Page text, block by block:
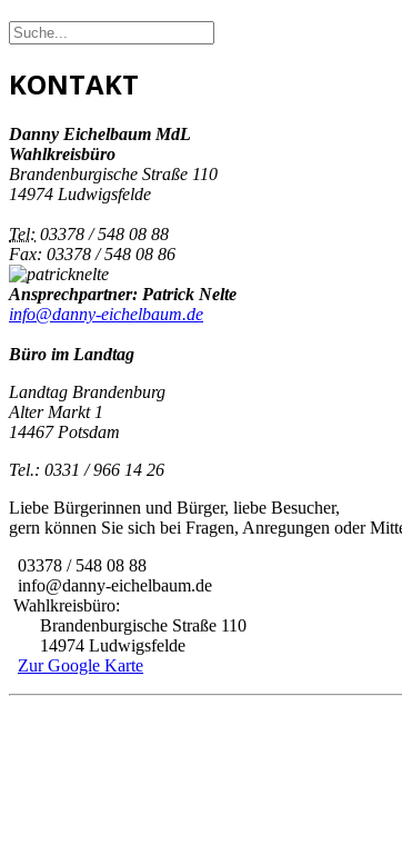
KONTAKT
Danny Eichelbaum MdL
Wahlkreisbüro
Brandenburgische Straße 110
14974 Ludwigsfelde
Tel: 03378 / 548 08 88
Fax: 03378 / 548 08 86
Ansprechpartner: Patrick Nelte
info@danny-eichelbaum.de
Büro im Landtag
Landtag Brandenburg
Alter Markt 1
14467 Potsdam
Tel.: 0331 / 966 14 26
Liebe Bürgerinnen und Bürger, liebe Besucher,
gern können Sie sich bei Fragen, Anregungen oder
03378 / 548 08 88
info@danny-eichelbaum.de
Wahlkreisbüro:
Brandenburgische Straße 110
14974 Ludwigsfelde
Zur Google Karte